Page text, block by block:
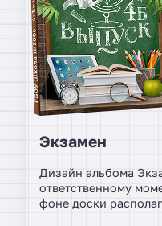
Экзамен
Дизайн альбома
ответственному
фоне доски